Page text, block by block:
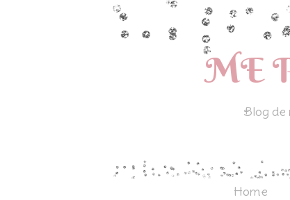
ME
Blog de
Home